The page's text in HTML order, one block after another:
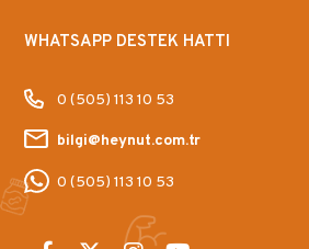
WHATSAPP DESTEK HATTI
0 (505) 113 10 53
bilgi@heynut.com.tr
0 (505) 113 10 53